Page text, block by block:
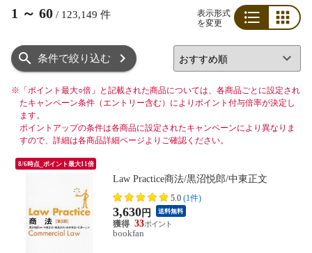
1 ～ 60 / 123,149 件
表示形式
を変更
条件で絞り込む
※ 「ポイント最大○倍」と記載された商品については、各商品ごとに設定され
たキャンペーン条件（エントリー含む）によりポイント付与倍率が決定し
ます。
ポイントアップの条件は各商品に設定されたキャンペーンにより異なりま
すので、詳細は各商品詳細ページよりご確認ください。
8/6時点_ポイント最大11倍
Law Practice商法/黒沼悦郎/中東正文
5.0 (1件)
3,630円 送料無料
33
bookfan